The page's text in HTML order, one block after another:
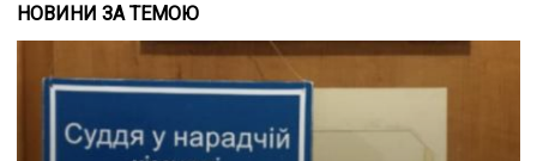
НОВИНИ ЗА ТЕМОЮ